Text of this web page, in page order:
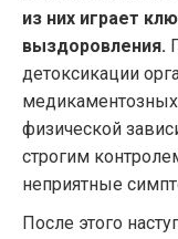
из них играет
выздоровления.
детоксикации
медикаментозных
физической
строгим
неприятные
После этого